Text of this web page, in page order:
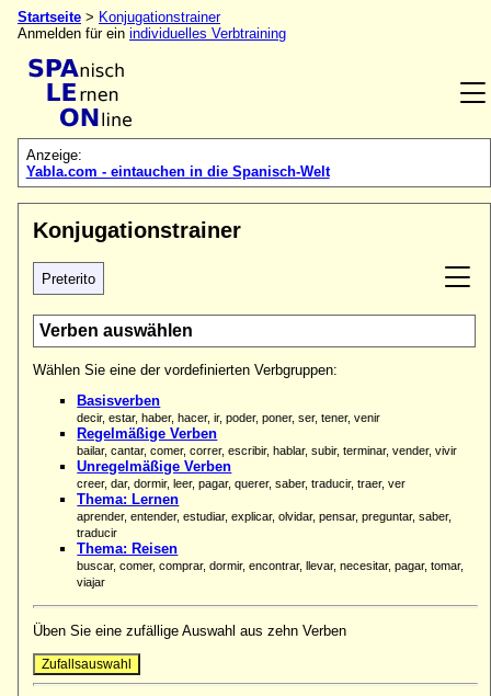
Startseite > Konjugationstrainer
Anmelden für ein individuelles Verbtraining
Anzeige:
Yabla.com - eintauchen in die Spanisch-Welt
Konjugationstrainer
Preterito
Verben auswählen
Wählen Sie eine der vordefinierten Verbgruppen:
Basisverben
decir, estar, haber, hacer, ir, poder, poner, ser, tener, venir
Regelmäßige Verben
bailar, cantar, comer, correr, escribir, hablar, subir, terminar, vender, vivir
Unregelmäßige Verben
creer, dar, dormir, leer, pagar, querer, saber, traducir, traer, ver
Thema: Lernen
aprender, entender, estudiar, explicar, olvidar, pensar, preguntar, saber,
traducir
Thema: Reisen
buscar, comer, comprar, dormir, encontrar, llevar, necesitar, pagar, tomar,
viajar
Üben Sie eine zufällige Auswahl aus zehn Verben